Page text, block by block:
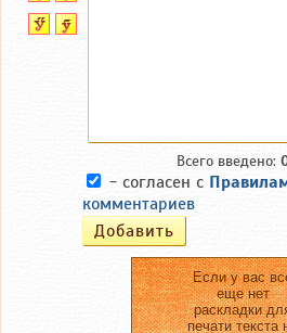
Всего введено:
- согласен с
комментариев
Если у вас
еще нет
раскладки
печати текста